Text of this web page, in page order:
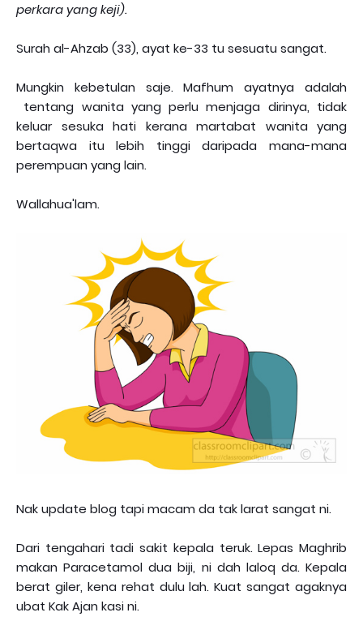
perkara yang keji).
Surah al-Ahzab (33), ayat ke-33 tu sesuatu sangat.
Mungkin kebetulan saje. Mafhum ayatnya adalah
tentang wanita yang perlu menjaga dirinya, tidak
keluar sesuka hati kerana martabat wanita yang
bertaqwa itu lebih tinggi daripada mana-mana
perempuan yang lain.
Wallahua'lam.
Nak update blog tapi macam da tak larat sangat ni.
Dari tengahari tadi sakit kepala teruk. Lepas Maghrib
makan Paracetamol dua biji, ni dah laloq da. Kepala
berat giler, kena rehat dulu lah. Kuat sangat agaknya
ubat Kak Ajan kasi ni.